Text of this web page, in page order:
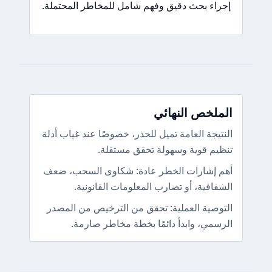
إجراء بحث دقيق وفهم شامل للمخاطر المحتملة.
الملخص النهائي
النتيجة العامة تميل للحذر، خصوصًا عند غياب أدلة
تنظيم قوية وسهولة تحقق مستقلة.
أهم إشارات الخطر عادة: شكاوى السحب، ضعف
الشفافية، أو تضارب المعلومات القانونية.
التوصية العملية: تحقق من الترخيص من المصدر
الرسمي، وابدأ دائمًا بخطة مخاطر صارمة.